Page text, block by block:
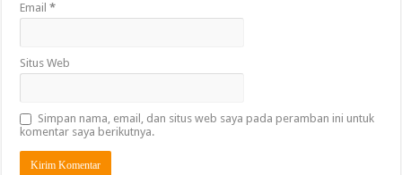
Email*
Situs Web
Simpan nama, email, dan situs web saya pada peramban ini untuk
komentar saya berikutnya.